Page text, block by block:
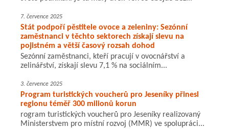
7. července 2025
Stát podpoří pěstitele ovoce a zeleniny: Sezónní
zaměstnanci v těchto sektorech získají slevu na
pojistném a větší časový rozsah dohod
Sezónní zaměstnanci, kteří pracují v ovocnářství a
zelinářství, získají slevu 7,1 % na sociálním...
3. července 2025
Program turistických voucherů pro Jeseníky přinesl
regionu téměř 300 milionů korun
rogram turistických voucherů pro Jeseníky realizovaný
Ministerstvem pro místní rozvoj (MMR) ve spolupráci...